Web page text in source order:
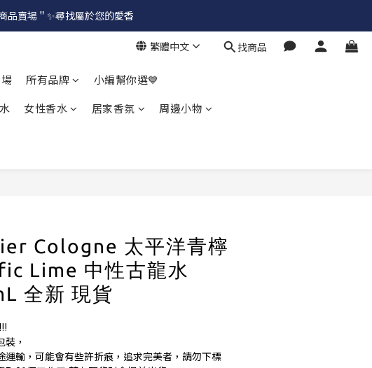
品賣場＂✨尋找屬於您的愛香
繁體中文 找商品
所有品牌
小編幫你選💙
女性香水 居家香氛
周邊小物
Cologne 太平洋青檸
Lime 中性古龍水
全新 現貨
裝，
運輸，可能會有些許折痕，追求完美者，請勿下標